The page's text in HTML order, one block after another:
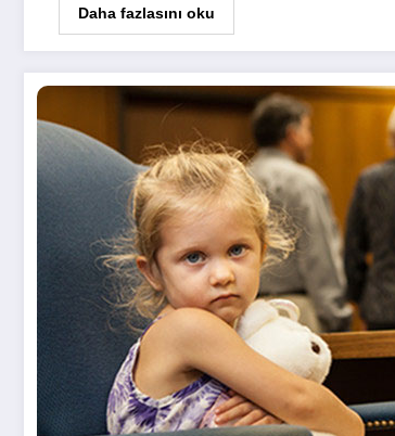
Daha fazlasını oku